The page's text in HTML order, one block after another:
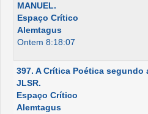
MANUEL.
Espaço Crítico
Alemtagus
Ontem 8:18:07
397. A Crítica Poética
JLSR.
Espaço Crítico
Alemtagus